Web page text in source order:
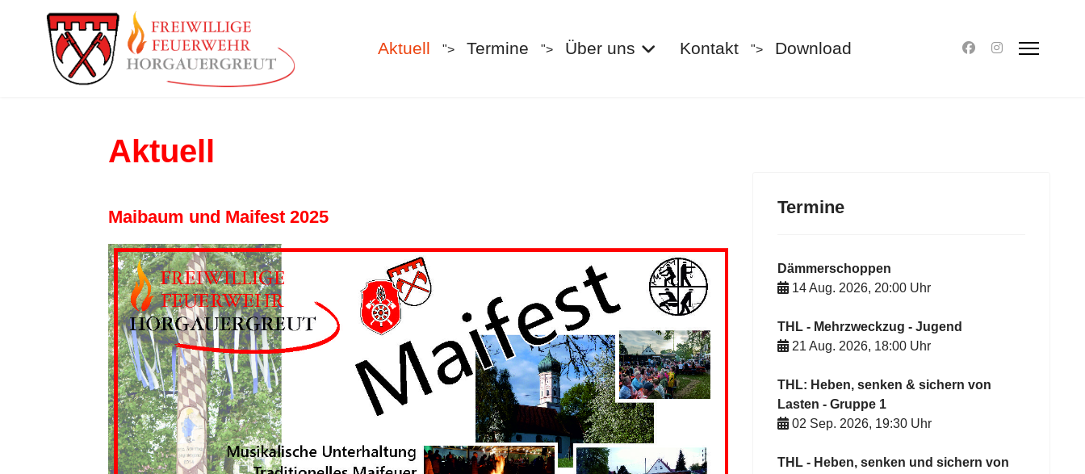
Aktuell "> Termine "> Über uns Kontakt "> Download
Aktuell
Maibaum und Maifest 2025 Termine
Dämmerschoppen
14 Aug. 2026,20:00 Uhr
THL - Mehrzweckzug - Jugend
21 Aug. 2026, 18:00 Uhr
THL: Heben, senken & sichern von
Lasten - Gruppe 1
02 Sep. 2026, 19:30 Uhr
THL - Heben, senken und sichern von